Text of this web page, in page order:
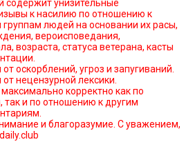
содержит унизительные
к насилию по отношению к
людей на основании их расы,
вероисповедания,
возраста, статуса ветерана, касты
оскорблений, угроз и запугиваний.
нецензурной лексики.
корректно как по
и по отношению к другим
и благоразумие. С уважением,